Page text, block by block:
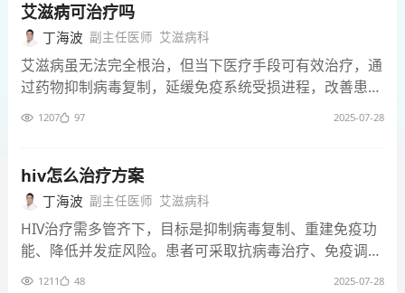
艾滋病可治疗吗
丁海波 副主任医师 艾滋病科
艾滋病虽无法完全根治，但当下医疗手段可有效治疗，通
过药物抑制病毒复制，延缓免疫系统受损进程，改善患者
生活质量。多方面治疗举措能在一定程度上控制病情，让
统受损尚不严重。及时启动高效抗逆转录病毒治疗，可快
速抑制病毒复制，部分患者免疫系统甚至能恢复至接近正
常水平，极大降低疾病进展风险，长期维持健康状态的可
能性高。 2、病毒潜伏时期： 在艾滋病病毒潜伏阶段，治
疗同样可行。即便病毒处于相对隐匿状态，持续进行抗病
毒治疗能持续抑制病毒活性，防止其大量复制攻击免疫细
1207 97 2025-07-28
hiv怎么治疗方案
丁海波 副主任医师 艾滋病科
HIV治疗需多管齐下，目标是抑制病毒复制、重建免疫功
能、降低并发症风险。患者可采取抗病毒治疗、免疫调节
治疗等措施，经综合治疗后大多能有效控制病情。 1、抗
1211 48 2025-07-28